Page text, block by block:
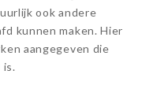
ook andere
kunnen maken. Hier
aangegeven die